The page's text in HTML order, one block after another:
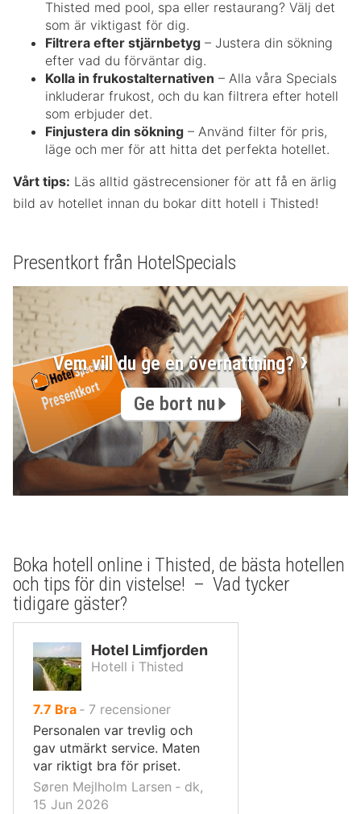
Thisted med pool, spa eller restaurang? Välj det
som är viktigast för dig.
Filtrera efter stjärnbetyg – Justera din sökning
efter vad du förväntar dig.
Kolla in frukostalternativen – Alla våra Specials
inkluderar frukost, och du kan filtrera efter hotell
som erbjuder det.
Finjustera din sökning – Använd filter för pris,
läge och mer för att hitta det perfekta hotellet.
Vårt tips: Läs alltid gästrecensioner för att få en ärlig
bild av hotellet innan du bokar ditt hotell i Thisted!
Presentkort från HotelSpecials
Vem vill du ge en övernattning?
Ge bort nu
Boka hotell online i Thisted, de bästa hotellen
och tips för din vistelse! – Vad tycker
tidigare gäster?
Hotel Limfjorden
Hotell i Thisted
7.7 av
10,
Bra ‐ 7 recensioner
Personalen var trevlig och
gav utmärkt service. Maten
var riktigt bra för priset.
Søren Mejlholm Larsen ‐ dk,
15 Jun 2026